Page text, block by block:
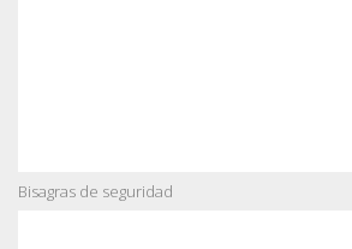
Bisagras de seguridad